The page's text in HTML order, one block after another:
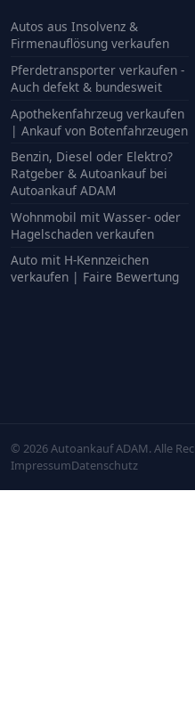
Autos aus Insolvenz &
Firmenauflösung verkaufen
Pferdetransporter verkaufen -
Auch defekt & bundesweit
Apothekenfahrzeug verkaufen
| Ankauf von Botenfahrzeugen
Benzin, Diesel oder Elektro?
Ratgeber & Autoankauf bei
Autoankauf ADAM
Wohnmobil mit Wasser- oder
Hagelschaden verkaufen
Auto mit H-Kennzeichen
verkaufen | Faire Bewertung
© 2026 Autoankauf ADAM. Alle
ImpressumDatenschutz